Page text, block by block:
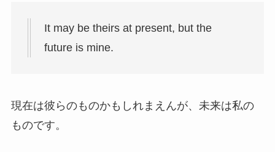
It may be theirs at present, but the
future is mine.
現在は彼らのものかもしれまえんが、未来は私の
ものです。